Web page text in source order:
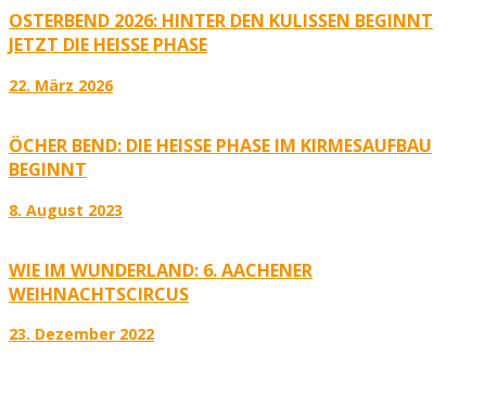
OSTERBEND 2026: HINTER DEN KULISSEN BEGINNT
JETZT DIE HEISSE PHASE
22. März 2026
ÖCHER BEND: DIE HEISSE PHASE IM KIRMESAUFBAU B
EGINNT
8. August 2023
WIE IM WUNDERLAND: 6. AACHENER
WEIHNACHTSCIRCUS
23. Dezember 2022